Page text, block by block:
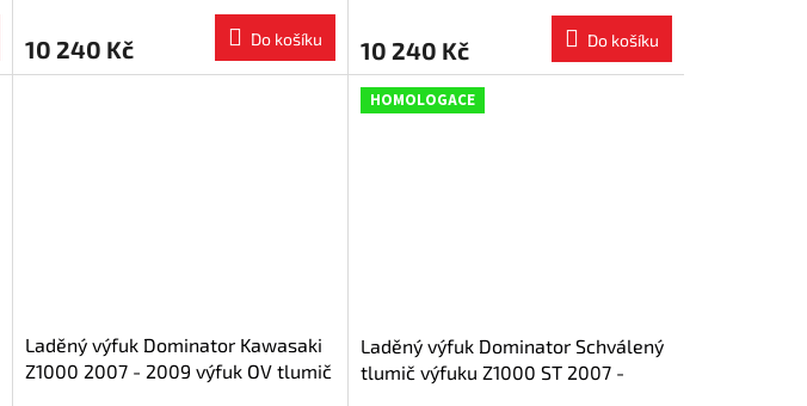
10 240 Kč Do košíku 10 240 Kč Do košíku
Laděný výfuk Dominator Kawasaki
Z1000 2007 - 2009 výfuk OV tlumič
HOMOLOGACE
Laděný výfuk Dominator Schválený
tlumič výfuku Z1000 ST 2007 -